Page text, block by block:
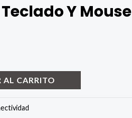
Y Mouse
AL CARRITO